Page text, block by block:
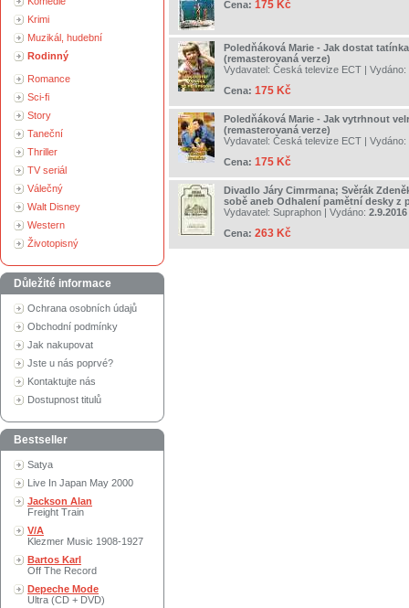
Krimi
Muzikál, hudební
Rodinný
Romance
Sci-fi
Story
Taneční
Thriller
TV seriál
Válečný
Walt Disney
Western
Životopisný
Důležité informace
Ochrana osobních údajů
Obchodní podmínky
Jak nakupovat
Jste u nás poprvé?
Kontaktujte nás
Dostupnost titulů
Bestseller
Satya
Live In Japan May 2000
Jackson Alan
Freight Train
V/A
Klezmer Music 1908-1927
Bartos Karl
Off The Record
Depeche Mode
Ultra (CD + DVD)
Cena: 175 Kč
Poledňáková Marie - Jak dostat
(remasterovaná verze)
Vydavatel: Česká televize ECT | Vydáno:
Cena: 175 Kč
Poledňáková Marie - Jak vytrhnout
(remasterovaná verze)
Vydavatel: Česká televize ECT | Vydáno:
Cena: 175 Kč
Divadlo Járy Cimrmana; Svěrák
sobě aneb Odhalení pamětní desky z
Vydavatel: Supraphon | Vydáno: 2.9.2016
Cena: 263 Kč